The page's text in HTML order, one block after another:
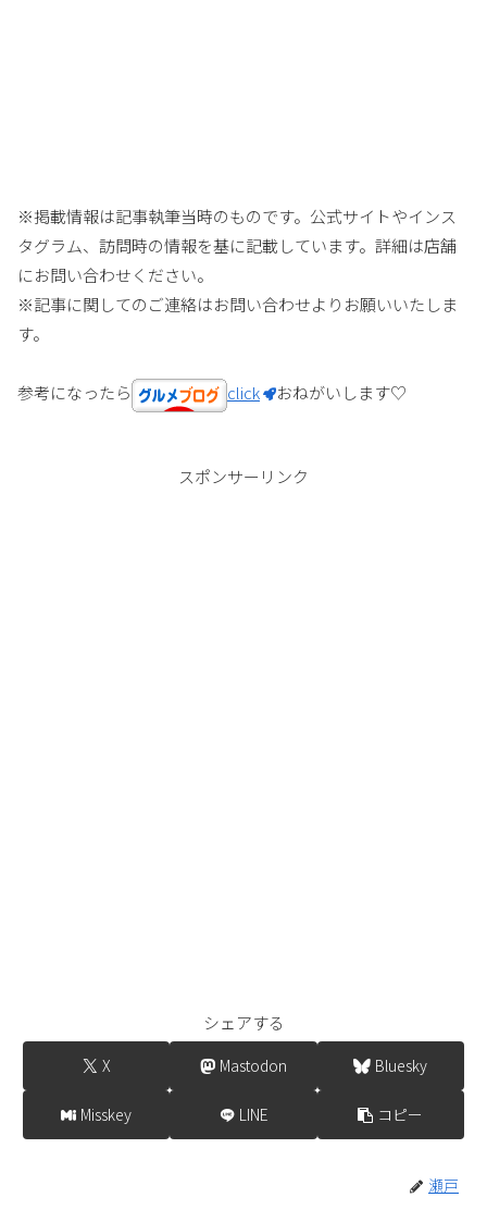
※掲載情報は記事執筆当時のものです。公式サイトやインス
タグラム、訪問時の情報を基に記載しています。詳細は店舗
にお問い合わせください。
※記事に関してのご連絡はお問い合わせよりお願いいたしま
す。
参考になったら click おねがいします♡
スポンサーリンク
シェアする
X Mastodon Bluesky
Misskey LINE コピー
瀬戸